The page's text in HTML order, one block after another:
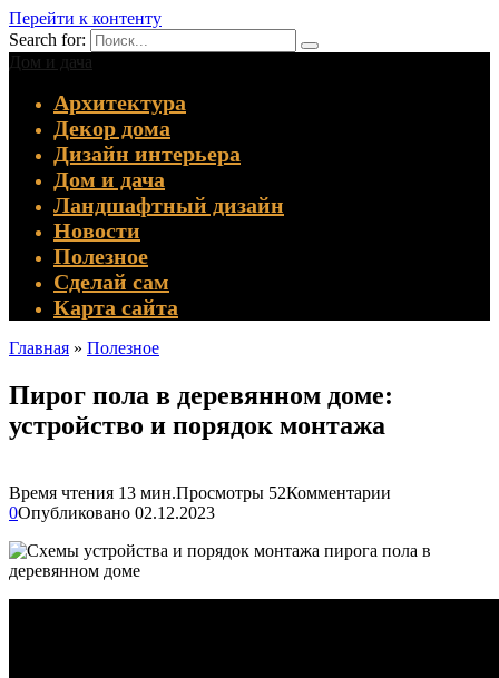
Перейти к контенту
Search for:
Дом и дача
Архитектура
Декор дома
Дизайн интерьера
Дом и дача
Ландшафтный дизайн
Новости
Полезное
Сделай сам
Карта сайта
Главная » Полезное
Пирог пола в деревянном доме:
устройство и порядок монтажа
Время чтения 13 мин.Просмотры 52Комментарии
0Опубликовано 02.12.2023